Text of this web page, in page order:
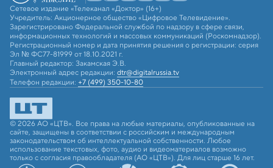
Сетевое издание «Телеканал «Доктор» (16+)
Учредитель: Акционерное общество «Цифровое Телевидение».
Зарегистрировано Федеральной службой по надзору в сфере связи,
информационных технологий и массовых коммуникаций (Роскомнадзор).
Регистрационный номер и дата принятия решения о регистрации: серия
Эл № ФС77-81999 от 18.10.2021 г.
Главный редактор: Закамская Э.В.
Электронный адрес редакции: dtr@digitalrussia.tv
Телефон редакции: +7 (499) 350-10-80
© 2026 АО «ЦТВ». Все права на любые материалы, опубликованные на
сайте, защищены в соответствии с российским и международным
законодательством об интеллектуальной собственности. Любое
использование текстовых, фото, аудио и видеоматериалов возможно
только с согласия правообладателя (АО «ЦТВ»). Для лиц старше 16 лет.